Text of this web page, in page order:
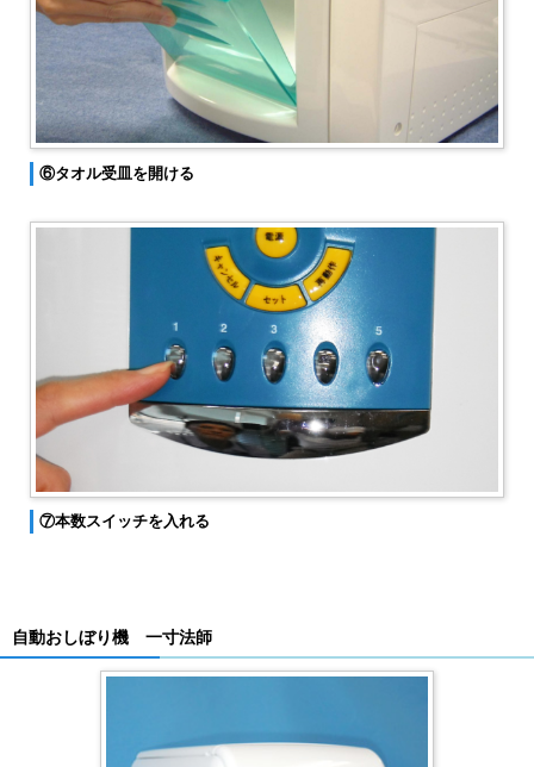
⑥タオル受皿を開ける
⑦本数スイッチを入れる
自動おしぼり機 一寸法師